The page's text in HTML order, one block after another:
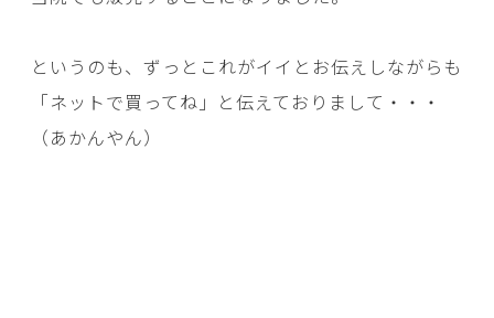
というのも、ずっとこれがイイとお伝えしながらも
「ネットで買ってね」と伝えておりまして・・・
（あかんやん）